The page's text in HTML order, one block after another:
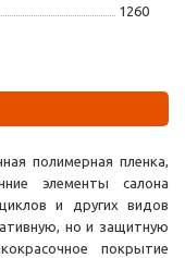
1260
полимерная пленка,
элементы салона
и других видов
но и защитную
покрытие